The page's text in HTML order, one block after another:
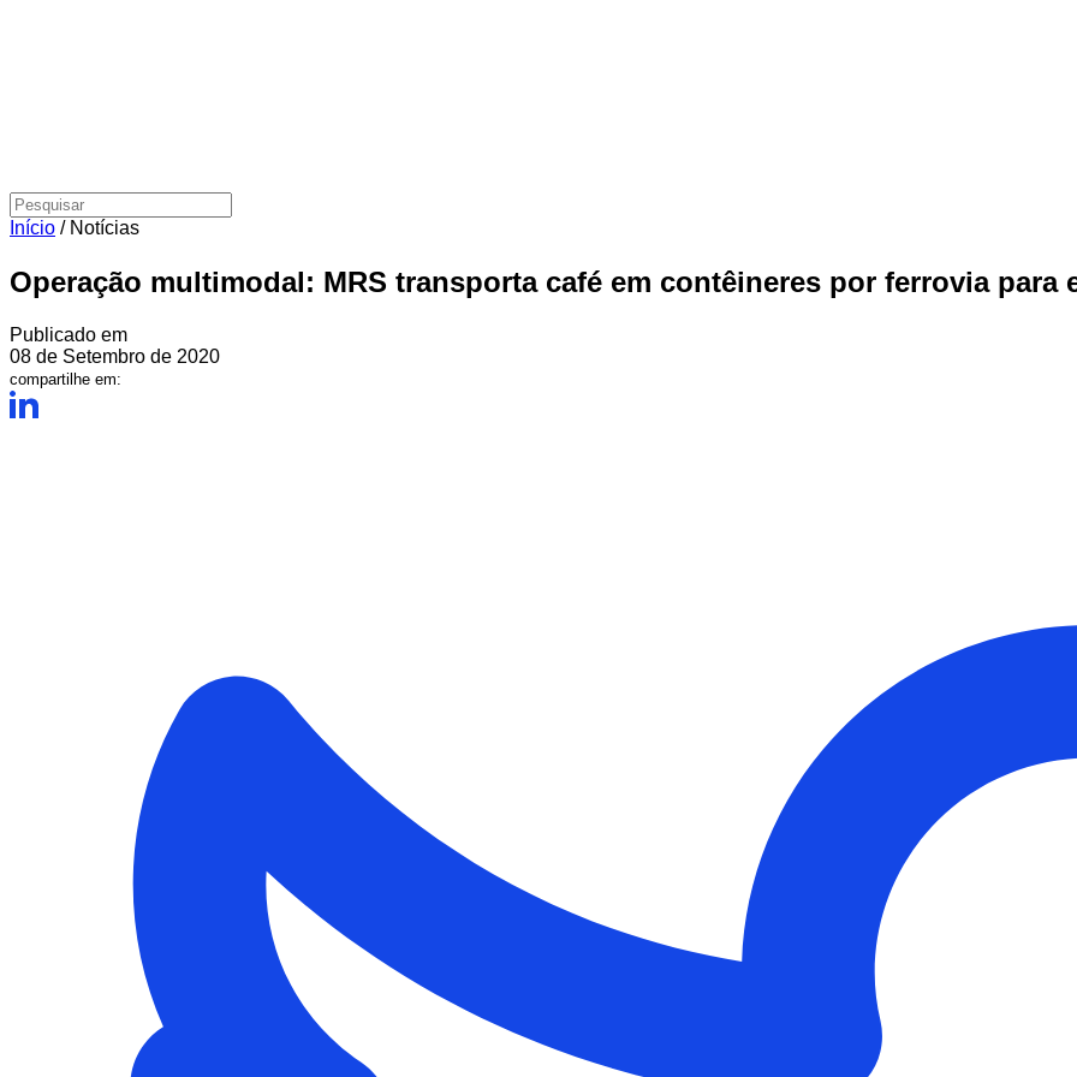
Início / Notícias
Operação multimodal: MRS transporta café em contêineres por ferrovia para
Publicado em
08 de Setembro de 2020
compartilhe em: